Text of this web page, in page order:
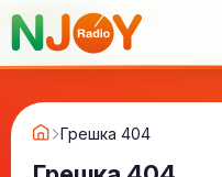
Грешка 404